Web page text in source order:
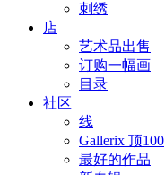
刺绣
店
艺术品出售
订购一幅画
目录
社区
线
Gallerix 顶100
最好的作品